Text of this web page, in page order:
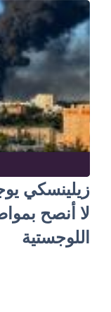
زيلينسكي
لا أنصح
اللوجستية